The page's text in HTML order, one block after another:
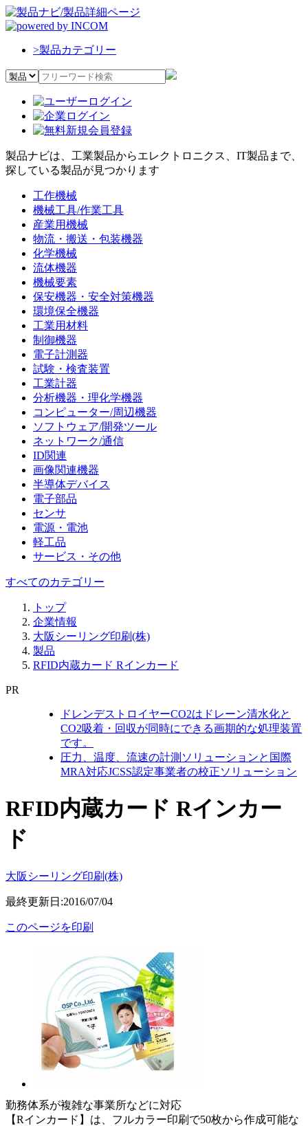
>製品カテゴリー
製品ナビは、工業製品からエレクトロニクス、IT製品まで、
探している製品が見つかります
工作機械
機械工具/作業工具
産業用機械
物流・搬送・包装機器
化学機械
流体機器
機械要素
保安機器・安全対策機器
環境保全機器
工業用材料
制御機器
電子計測器
試験・検査装置
工業計器
分析機器・理化学機器
コンピューター/周辺機器
ソフトウェア/開発ツール
ネットワーク/通信
ID関連
画像関連機器
半導体デバイス
電子部品
センサ
電源・電池
軽工品
サービス・その他
すべてのカテゴリー
トップ
企業情報
大阪シーリング印刷(株)
製品
RFID内蔵カード Rインカード
PR
ドレンデストロイヤーCO2はドレーン清水化と
CO2吸着・回収が同時にできる画期的な処理装置
です。
圧力、温度、流速の計測ソリューションと国際
MRA対応JCSS認定事業者の校正ソリューション
RFID内蔵カード Rインカー
ド
大阪シーリング印刷(株)
最終更新日:2016/07/04
このページを印刷
勤務体系が複雑な事業所などに対応
【Rインカード】は、フルカラー印刷で50枚から作成可能な